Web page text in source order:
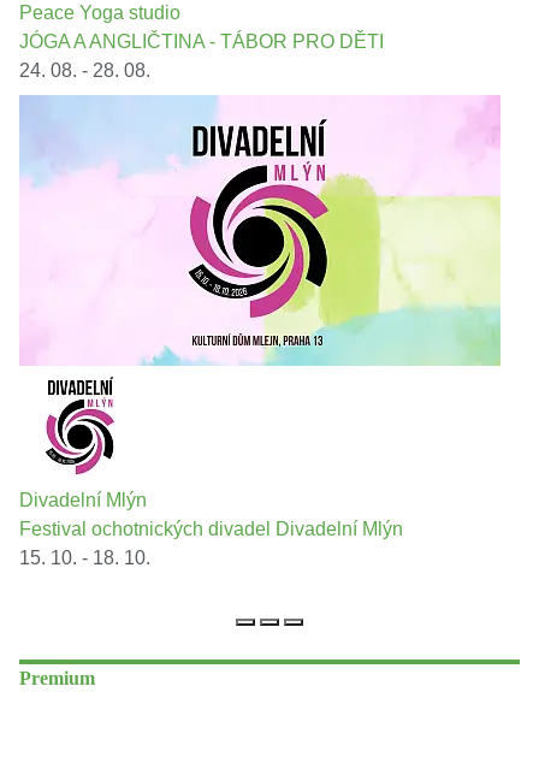
Peace Yoga studio
JÓGA A ANGLIČTINA - TÁBOR PRO DĚTI
24. 08. - 28. 08.
Divadelní Mlýn
Festival ochotnických divadel Divadelní Mlýn
15. 10. - 18. 10.
Premium